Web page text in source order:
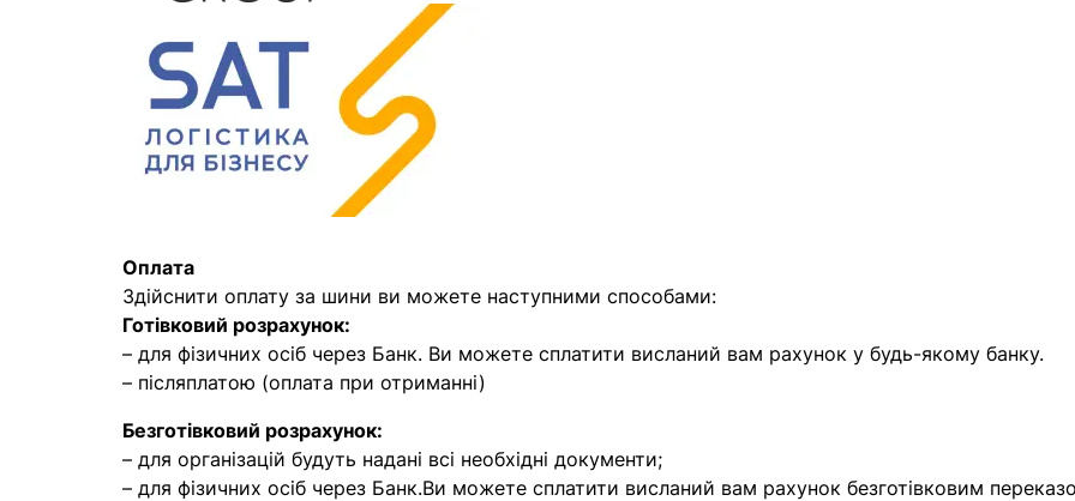
Оплата
Здійснити оплату за шини ви можете наступними способами:
Готівковий розрахунок:
– для фізичних осіб через Банк. Ви можете сплатити висланий вам рахунок у будь-якому банку.
– післяплатою (оплата при отриманні)
Безготівковий розрахунок:
– для організацій будуть надані всі необхідні документи;
– для фізичних осіб через Банк.Ви можете сплатити висланий вам рахунок безготівковим